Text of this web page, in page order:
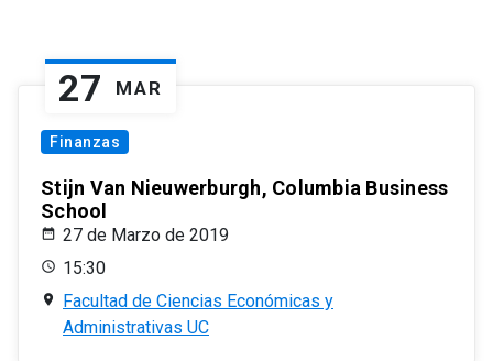
27 MAR
Finanzas
Stijn Van Nieuwerburgh, Columbia Business
School
27 de Marzo de 2019
15:30
Facultad de Ciencias Económicas y
Administrativas UC